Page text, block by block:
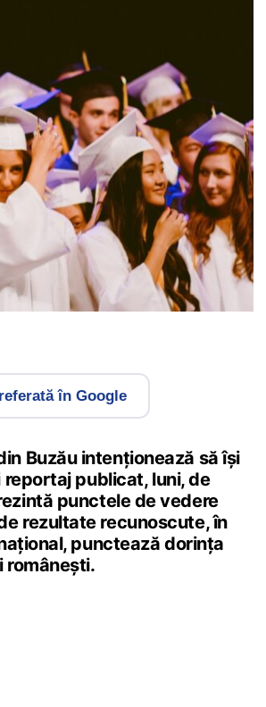
în Google
Buzău intenționează să își
publicat, luni, de
punctele de vedere
rezultate recunoscute, în
punctează dorința
românești.